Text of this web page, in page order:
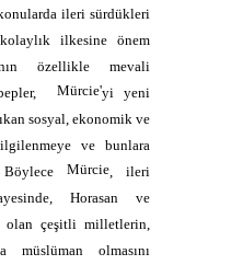
ileri sürdükleri
ilkesine önem
özellikle mevali
Mürcie'yi yeni
sosyal, ekonomik ve
ve bunlara
BöyleceMürcie, ileri
Horasan ve
olan çeşitli milletlerin,
olmasını